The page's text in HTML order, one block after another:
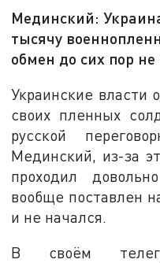
Мединский:
тысячу
обмен до сих пор
Украинские власти
своих пленных
русской
Мединский, из-за
проходил
вообще поставлен
и не начался.
В своём